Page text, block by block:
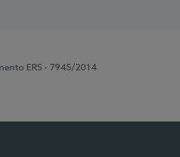
ERS - 7945/2014